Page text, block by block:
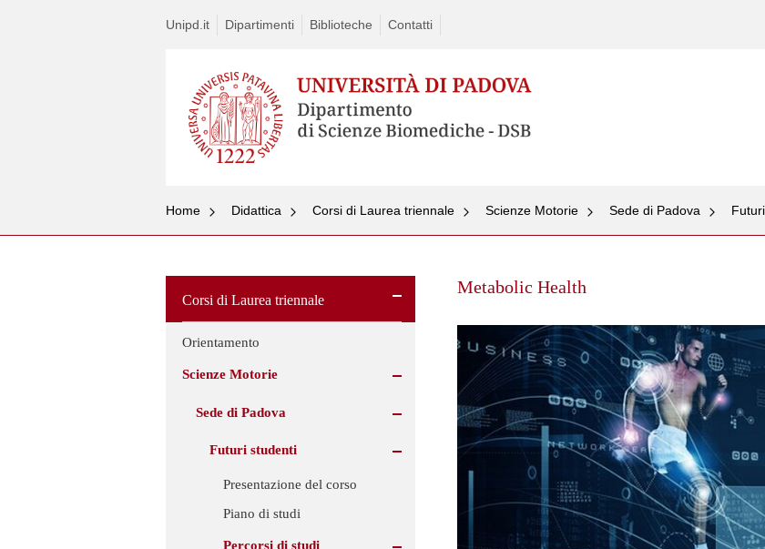
Unipd.it Dipartimenti Biblioteche Contatti
Home Didattica Corsi di Laurea triennale Scienze Motorie Sede di Padova
Corsi di Laurea triennale
Orientamento
Scienze Motorie
Sede di Padova
Futuri studenti
Presentazione del corso
Piano di studi
Percorsi di studi
to
Metabolic Health